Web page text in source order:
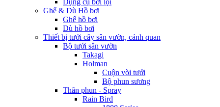
Dụng cụ bơi lội
Ghế & Dù Hồ bơi
Ghế hồ bơi
Dù hồ bơi
Thiết bị tưới cây sân vườn, cảnh quan
Bộ tưới sân vườn
Takagi
Holman
Cuộn vòi tưới
Bộ phun sương
Thân phun - Spray
Rain Bird